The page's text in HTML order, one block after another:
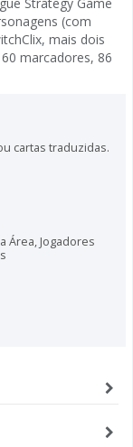
(com
mais dois
marcadores, 86
cartas traduzidas.
Área, Jogadores